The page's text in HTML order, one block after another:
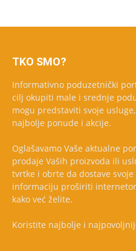
TKO SMO?
Informativno poduzetnički
cilj okupiti male i srednje
mogu predstaviti svoje
najbolje ponude i akcije.
Oglašavamo Vaše aktualne
prodaje Vaših proizvoda ili
tvrtke i obrte da dostave
informaciju proširiti
kako već želite.
Koristite najbolje i